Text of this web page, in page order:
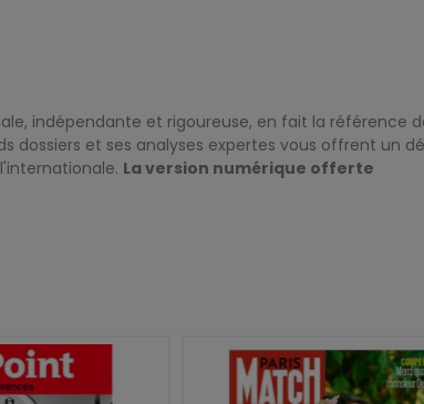
indépendante et rigoureuse, en fait la référence
dossiers et ses analyses expertes vous offrent
La version numérique offerte